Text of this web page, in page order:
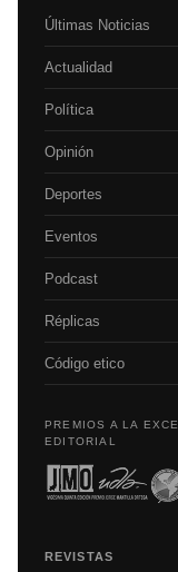
Últimas Noticias
Actualidad
Política
Opinión
Deportes
Eventos
Podcast
Réplicas
Código etico
PREMIOS A LA
EDITORIAL
REVISTAS